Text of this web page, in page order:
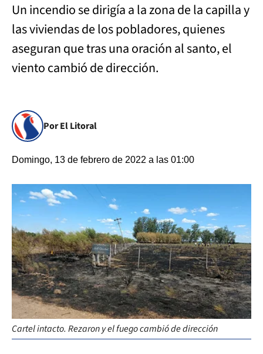
Un incendio se dirigía a la zona de la capilla y
las viviendas de los pobladores, quienes
aseguran que tras una oración al santo, el
viento cambió de dirección.
Por El Litoral
Domingo, 13 de febrero de 2022 a las 01:00
Cartel intacto. Rezaron y el fuego cambió de dirección